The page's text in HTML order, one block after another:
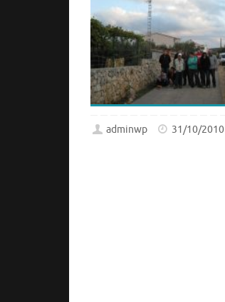
adminwp 31/10/2010